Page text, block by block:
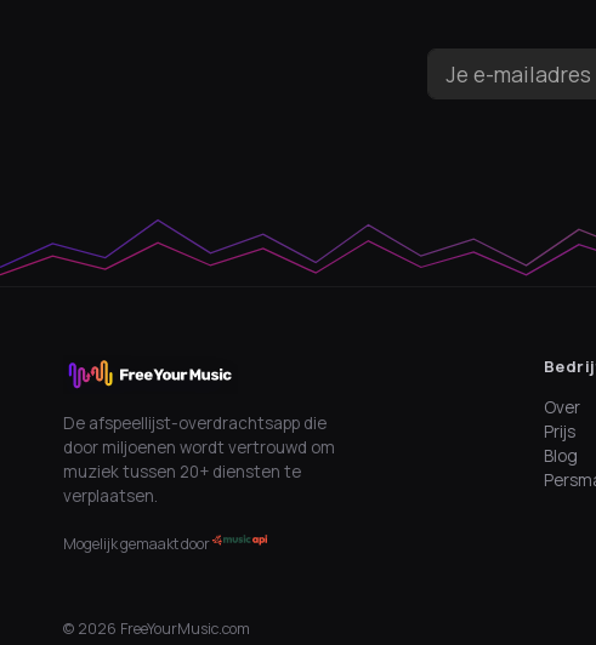
De afspeellijst-overdrachtsapp die
door miljoenen wordt vertrouwd om
muziek tussen 20+ diensten te
verplaatsen.
Mogelijk gemaakt door
Over
Prijs
Blog
© 2026 FreeYourMusic.com